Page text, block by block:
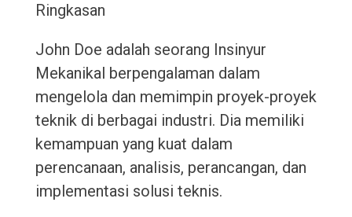
Ringkasan
John Doe adalah seorang Insinyur
Mekanikal berpengalaman dalam
mengelola dan memimpin proyek-proyek
teknik di berbagai industri. Dia memiliki
kemampuan yang kuat dalam
perencanaan, analisis, perancangan, dan
implementasi solusi teknis.